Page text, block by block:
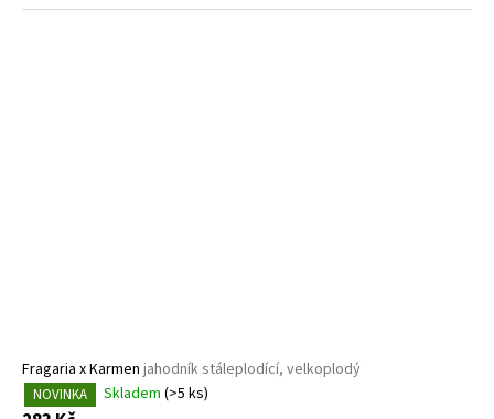
Fragaria x Karmen jahodník stáleplodící, velkoplodý
NOVINKA Skladem (>5 ks)